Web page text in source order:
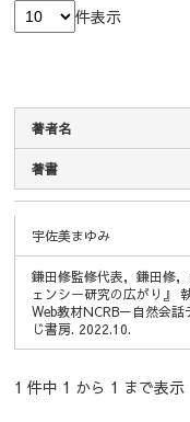
件表示
著者名
著書
宇佐美まゆみ
鎌田修監修代表，鎌田修
ェンシー研究の広がり』
Web教材NCRB－自然会
じ書房. 2022.10.
1 件中 1 から 1 まで表示